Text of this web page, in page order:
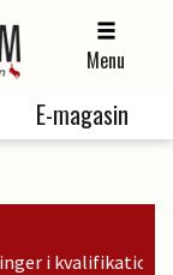
Menu
E-magasin
og 11